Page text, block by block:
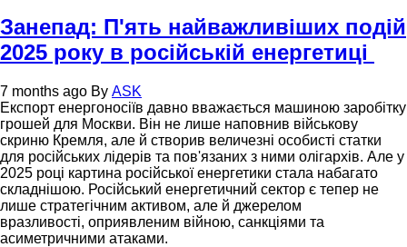
Занепад: П'ять найважливіших подій
2025 року в російській енергетиці
7 months ago By ASK
Експорт енергоносіїв давно вважається машиною заробітку
грошей для Москви. Він не лише наповнив військову
скриню Кремля, але й створив величезні особисті статки
для російських лідерів та пов'язаних з ними олігархів. Але у
2025 році картина російської енергетики стала набагато
складнішою. Російський енергетичний сектор є тепер не
лише стратегічним активом, але й джерелом
вразливості, оприявленим війною, санкціями та
асиметричними атаками.